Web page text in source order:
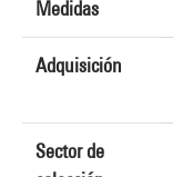
Medidas
Adquisición
Sector de